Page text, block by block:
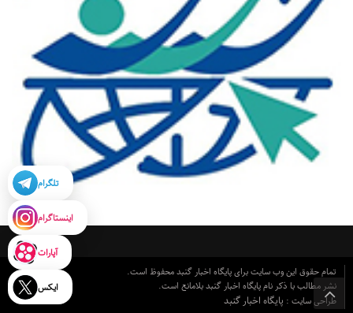
تمام حقوق این وب سایت برای پایگاه اخبار گنبد محفوظ است.
نشر مطالب با ذکر نام پایگاه اخبار گنبد بلامانع است.
طراحی سایت : پایگاه اخبار گنبد
تلگرام
اینستاگرام
آپارات
ایکس